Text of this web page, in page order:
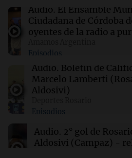
sábado 8 de agosto
00:00 Clima
sábado 8 de agosto
23:54 Mundo
De la Espriella promete
Colombia
Audio. El Ensamble
Ciudadana de Córdoba
oyentes de la radio a
Episodios
Audio. Boletín de
Marcelo Lamberti
Aldosivi)
Episodios
Audio. 2° gol de
Aldosivi (Campaz) -